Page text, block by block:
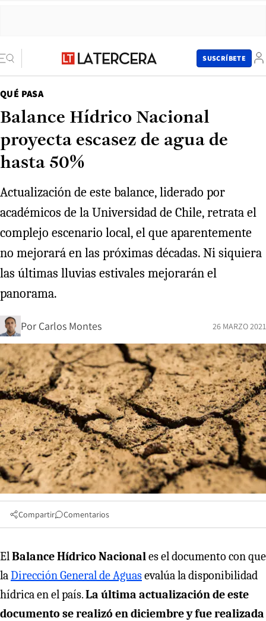
SUSCRÍBETE
QUÉ PASA
Balance Hídrico Nacional
proyecta escasez de agua de
hasta 50%
Actualización de este balance, liderado por
académicos de la Universidad de Chile, retrata el
complejo escenario local, el que aparentemente
no mejorará en las próximas décadas. Ni siquiera
las últimas lluvias estivales mejorarán el
panorama.
Por Carlos Montes 26 MARZO 2021
Compartir Comentarios
ElBalance Hídrico Nacionales el documento con que
laDirección General de Aguasevalúa la disponibilidad
hídrica en el país.La última actualización de este
documento se realizó en diciembre y fue realizada